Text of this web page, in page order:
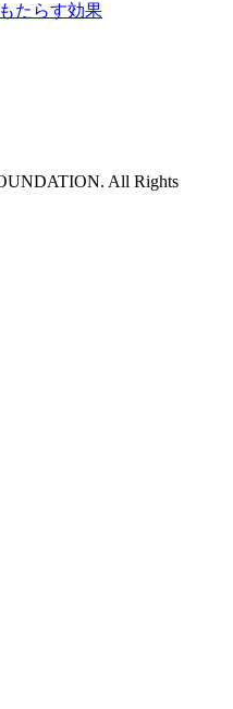
たらす効果
All Rights